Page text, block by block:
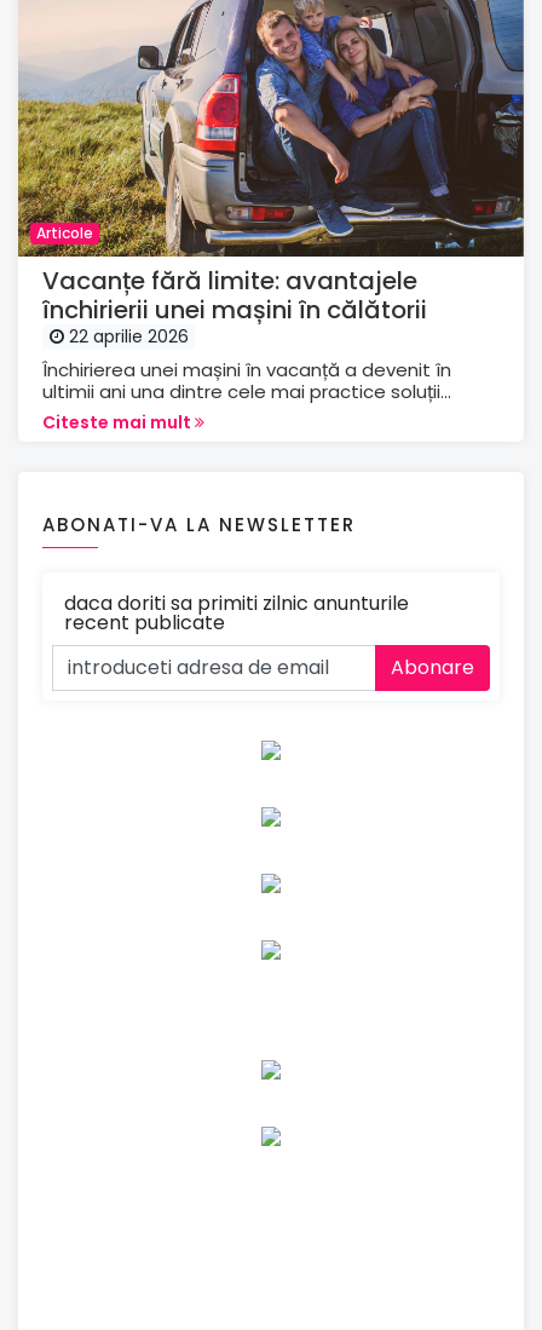
Articole
Vacanțe fără limite: avantajele
închirierii unei mașini în călătorii
22 aprilie 2026
Închirierea unei mașini în vacanță a devenit în
ultimii ani una dintre cele mai practice soluții...
Citeste mai mult
ABONATI-VA LA NEWSLETTER
daca doriti sa primiti zilnic anunturile
recent publicate